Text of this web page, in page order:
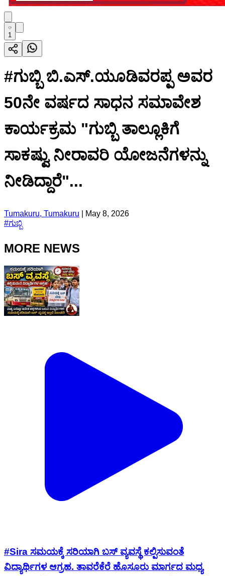
1
#ಗುಬ್ಬಿ ಬಿ.ಎಸ್.ಯೂಡಿವರಪ್ಪ ಅವರ
50ನೇ ವರ್ಷದ ಸಾಧನ ಸಮಾವೇಶ
ಕಾರ್ಯಕ್ರಮ "ಗುಬ್ಬಿ ತಾಲ್ಲೂಕಿಗೆ
ಸಾಕಷ್ವು ನೀರಾವರಿ ಯೋಜನೆಗಳನ್ನು
ನೀಡಿದ್ದಾರೆ"...
Tumakuru, Tumakuru
May 8, 2026
#ಗುಬ್ಬಿ
MORE NEWS
#Sira ಸಮಯಕ್ಕೆ ಸರಿಯಾಗಿ ಬಸ್ ವ್ಯವಸ್ಥೆ ಕಲ್ಪಿಸುವಂತೆ
ವಿದ್ಯಾರ್ಥಿಗಳ ಆಗ್ರಹ. ತಾವರೆಕೆರೆ ಹೊಸೂರು ಮಾರ್ಗದ ಮಧ್ಯ